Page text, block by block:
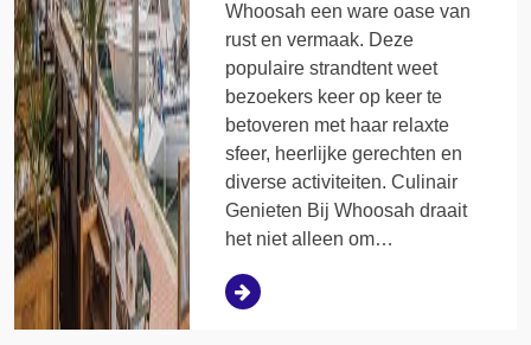
Whoosah een ware oase van
rust en vermaak. Deze
populaire strandtent weet
bezoekers keer op keer te
betoveren met haar relaxte
sfeer, heerlijke gerechten en
diverse activiteiten. Culinair
Genieten Bij Whoosah draait
het niet alleen om…